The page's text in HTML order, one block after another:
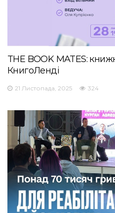
THE BOOK MATES:
КнигоЛенді
21 Листопада, 2025 324